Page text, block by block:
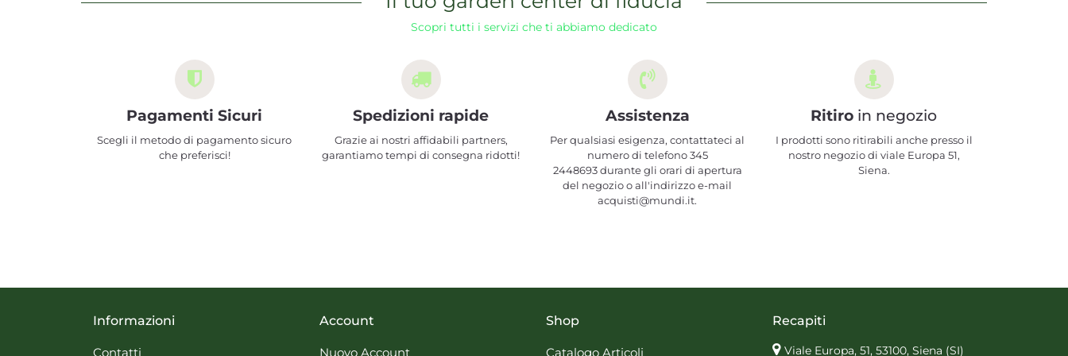
Scopri tutti i servizi che ti abbiamo dedicato
Pagamenti Sicuri
Scegli il metodo di pagamento sicuro
che preferisci!
Spedizioni rapide
Grazie ai nostri affidabili partners,
garantiamo tempi di consegna ridotti!
Assistenza
Per qualsiasi esigenza, contattateci al
numero di telefono 345
2448693 durante gli orari di apertura
del negozio o all'indirizzo e-mail
acquisti@mundi.it.
Ritiro in negozio
I prodotti sono ritirabili anche presso il
nostro negozio di viale Europa 51,
Siena.
Informazioni
Contatti
Account
Nuovo Account
Shop
Catalogo Articoli
Recapiti
Viale Europa, 51, 53100, Siena (SI)